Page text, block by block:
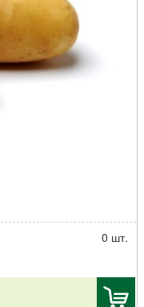
суперэлита 2кг
0 шт.